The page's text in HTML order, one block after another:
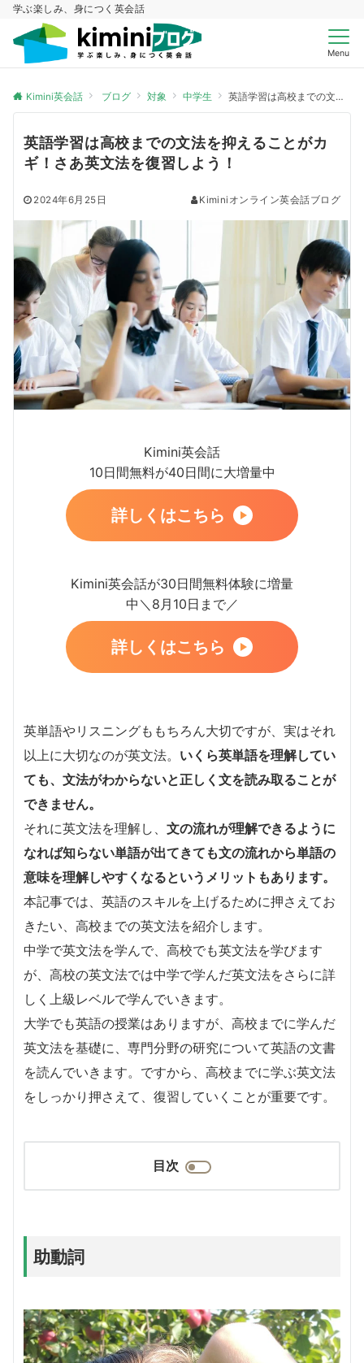
学ぶ楽しみ、身につく英会話
Menu
Kimini英会話 ブログ 対象 中学生 英語学習は高校までの文法を抑えることがカギ！さあ英文法を復習しよう！
英語学習は高校までの文法を抑えることがカ
ギ！さあ英文法を復習しよう！
2024年6月25日 Kiminiオンライン英会話ブログ
Kimini英会話
10日間無料が40日間に大増量中
詳しくはこちら
Kimini英会話が30日間無料体験に増量
中＼8月10日まで／
詳しくはこちら
英単語やリスニングももちろん大切ですが、実はそれ
以上に大切なのが英文法。 いくら英単語を理解してい
ても、文法がわからないと正しく文を読み取ることが
できません。
それに英文法を理解し、 文の流れが理解できるように
なれば知らない単語が出てきても文の流れから単語の
意味を理解しやすくなるというメリットもあります。
本記事では、英語のスキルを上げるために押さえてお
きたい、高校までの英文法を紹介します。
中学で英文法を学んで、高校でも英文法を学びます
が、高校の英文法では中学で学んだ英文法をさらに詳
しく上級レベルで学んでいきます。
大学でも英語の授業はありますが、高校までに学んだ
英文法を基礎に、専門分野の研究について英語の文書
を読んでいきます。ですから、高校までに学ぶ英文法
をしっかり押さえて、復習していくことが重要です。
目次
助動詞